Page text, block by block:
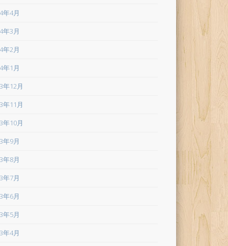
年4月
年3月
年2月
年1月
年12月
年11月
年10月
年9月
年8月
年7月
年6月
年5月
年4月